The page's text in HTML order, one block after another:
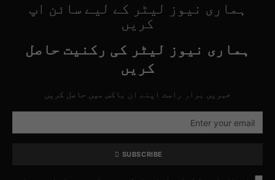
ہماری نیوز لیٹر کے لیے سائن اپ
کریں
ہماری نیوز لیٹر کی رکنیت حاصل
کریں
خبریں براہِ راست اپنے ان باکس میں حاصل کریں
SUBSCRIBE